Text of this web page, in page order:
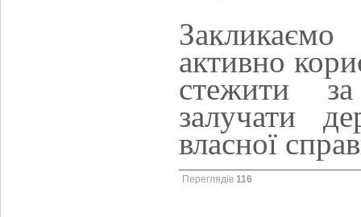
активно
стежити
залучати
власної
Переглядів 116